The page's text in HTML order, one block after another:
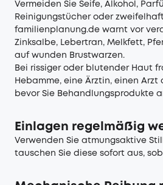
Vermeiden Sie Seife, Alkohol,
Reinigungstücher oder
familienplanung.de warnt vor
Zinksalbe, Lebertran, Melkfett,
auf wunden Brustwarzen.
Bei rissiger oder blutender Haut
Hebamme, eine Ärztin, einen Arzt
bevor Sie Behandlungsprodukte
Einlagen regelmäßig
Verwenden Sie atmungsaktive
tauschen Sie diese sofort aus,